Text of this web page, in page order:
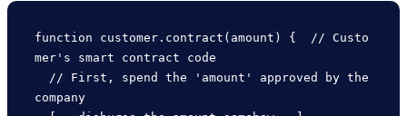
function customer.contract(amount) {  // Custo
mer's smart contract code
company